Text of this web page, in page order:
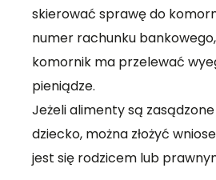
skierować sprawę do
numer rachunku
komornik ma przelewać
pieniądze.
Jeżeli alimenty są
dziecko, można złożyć
jest się rodzicem lub